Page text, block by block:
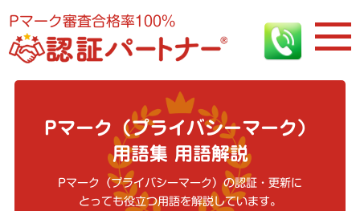
Pマーク審査合格率100%
Pマーク（プライバシーマーク）
用語集 用語解説
Pマーク（プライバシーマーク）の認証・更新に
とっても役立つ用語を解説しています。